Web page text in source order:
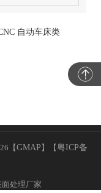
自动车床类
【GMAP 】 【粤ICP备
处理厂家